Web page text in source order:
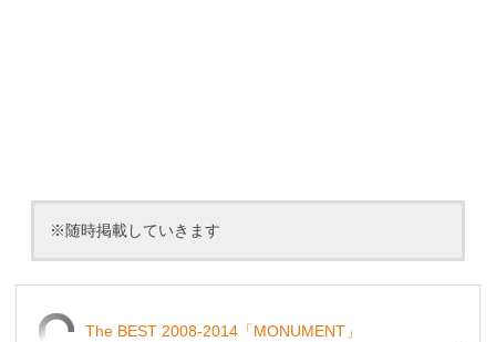
※随時掲載していきます
The BEST 2008-2014「MONUMENT」